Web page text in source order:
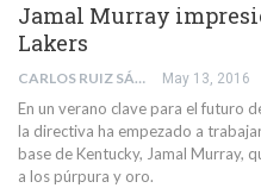
Jamal Murray
Lakers
CARLOS RUIZ SÁNCHEZ May 13, 2016
En un verano clave para el futuro
la directiva ha empezado a
base de Kentucky, Jamal Murray,
a los púrpura y oro.